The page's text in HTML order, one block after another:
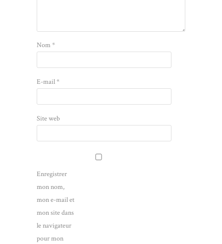
Nom*
E-mail*
Site web
Enregistrer
mon nom,
mon e-mail et
mon site dans
le navigateur
pour mon